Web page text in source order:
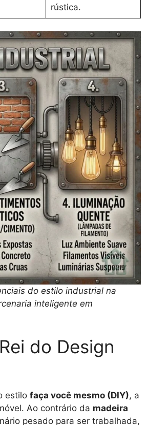
rústica.
do estilo industrial na
inteligente em
do Design
estilo faça você mesmo (DIY), a
Ao contrário da madeira
pesado para ser trabalhada,